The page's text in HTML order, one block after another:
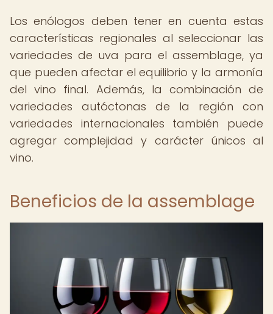
Los enólogos deben tener en cuenta estas
características regionales al seleccionar las
variedades de uva para el assemblage, ya
que pueden afectar el equilibrio y la armonía
del vino final. Además, la combinación de
variedades autóctonas de la región con
variedades internacionales también puede
agregar complejidad y carácter únicos al
vino.
Beneficios de la assemblage